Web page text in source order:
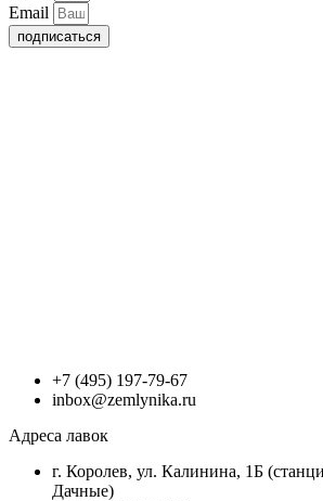
Email
подписаться
+7 (495) 197-79-67
inbox@zemlynika.ru
Адреса лавок
г. Королев, ул. Калинина, 1Б
Дачные)